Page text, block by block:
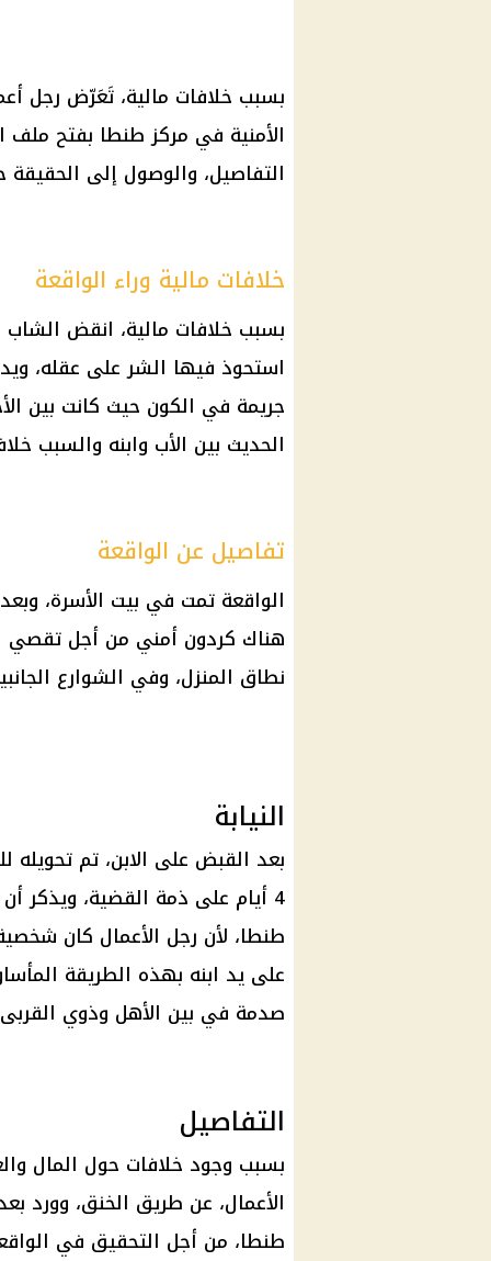
بسبب خلافات مالية، تَعَرّض رجل
الأمنية في مركز طنطا بفتح
التفاصيل، والوصول إلى
خلافات مالية وراء الواقعة
بسبب خلافات مالية، انقض
استحوذ فيها الشر على عقله،
جريمة في الكون حيث كانت بين
الحديث بين الأب وابنه والسبب
تفاصيل عن الواقعة
الواقعة تمت في بيت الأسرة،
هناك كردون أمني من أجل تقصي
نطاق المنزل، وفي الشوارع
النيابة
بعد القبض على الابن، تم تحويله
4 أيام على ذمة
القضية، ويذكر
طنطا، لأن رجل الأعمال كان شخصية
على يد ابنه بهذه الطريقة
صدمة في بين الأهل وذوي
التفاصيل
بسبب وجود خلافات حول المال
الأعمال، عن طريق الخنق، وورد
طنطا، من أجل التحقيق في